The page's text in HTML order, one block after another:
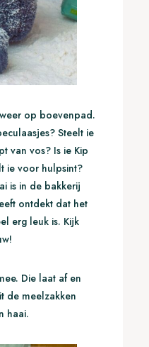
op boevenpad.
Steelt ie
van vos? Is ie Kip
ie voor hulpsint?
is in de bakkerij
ontdekt dat het
erg leuk is. Kijk
Die laat af en
de meelzakken
haai.